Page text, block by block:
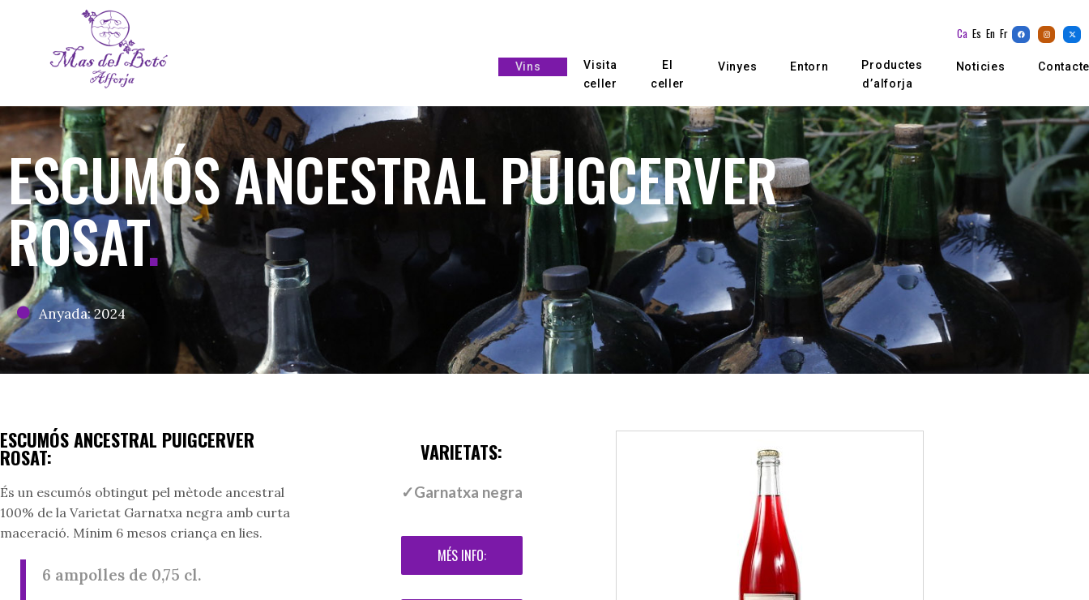
Ca Es En Fr
Vins
Visita
celler
El
celler
Vinyes Entorn
Productes
d’alforja
Noticies Contacte
ESCUMÓS ANCESTRAL PUIGCERVER
ROSAT.
Anyada: 2024
ESCUMÓS ANCESTRAL PUIGCERVER
ROSAT:
És un escumós obtingut pel mètode ancestral
100% de la Varietat Garnatxa negra amb curta
maceració. Mínim 6 mesos criança en lies.
6 ampolles de 0,75 cl.
VARIETATS:
✓Garnatxa negra
MÉS INFO: